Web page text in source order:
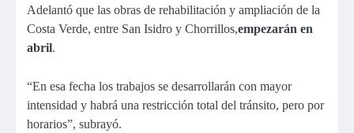
Adelantó que las obras de rehabilitación y ampliación de la
Costa Verde, entre San Isidro y Chorrillos,empezarán en
abril.
“En esa fecha los trabajos se desarrollarán con mayor
intensidad y habrá una restricción total del tránsito, pero por
horarios”, subrayó.